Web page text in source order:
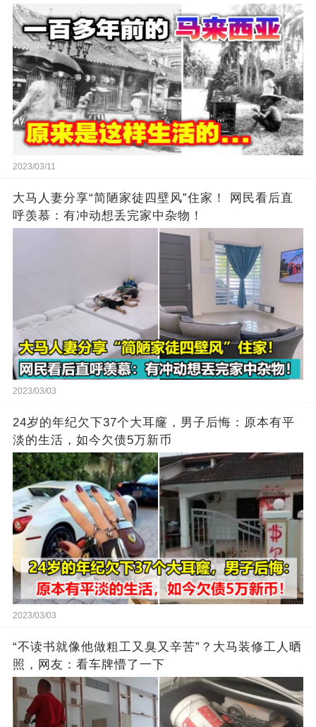
2023/03/11
大马人妻分享“简陋家徒四壁风”住家！ 网民看后直
呼羡慕：有冲动想丢完家中杂物！
2023/03/03
24岁的年纪欠下37个大耳窿，男子后悔：原本有平
淡的生活，如今欠债5万新币
2023/03/03
“不读书就像他做粗工又臭又辛苦”？大马装修工人晒
照，网友：看车牌懵了一下